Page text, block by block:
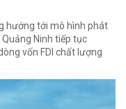
hướng tới mô hình phát
Ninh tiếp tục
vốn FDI chất lượng